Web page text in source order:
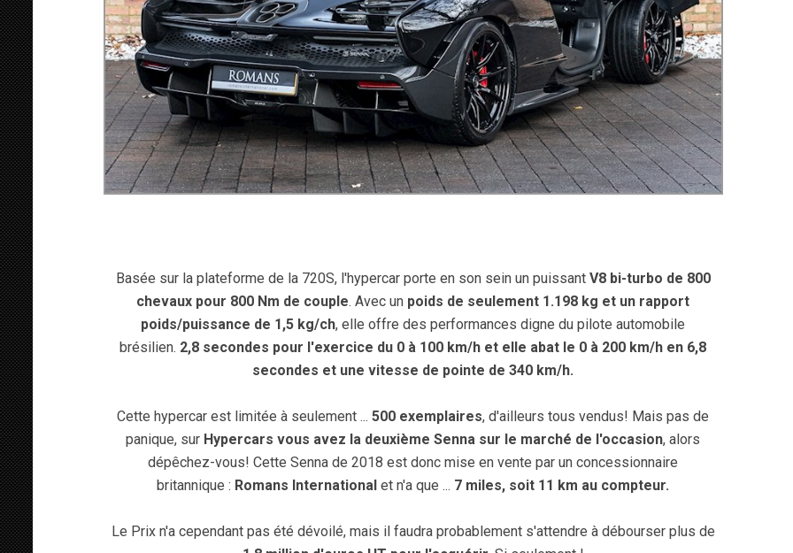
Basée sur la plateforme de la 720S, l'hypercar porte en son sein un puissant V8 bi-turbo de 800
chevaux pour 800 Nm de couple. Avec un poids de seulement 1.198 kg et un rapport
poids/puissance de 1,5 kg/ch, elle offre des performances digne du pilote automobile
brésilien. 2,8 secondes pour l'exercice du 0 à 100 km/h et elle abat le 0 à 200 km/h en 6,8
secondes et une vitesse de pointe de 340 km/h.
Cette hypercar est limitée à seulement ... 500 exemplaires, d'ailleurs tous vendus! Mais pas de
panique, sur Hypercars vous avez la deuxième Senna sur le marché de l'occasion, alors
dépêchez-vous! Cette Senna de 2018 est donc mise en vente par un concessionnaire
britannique : Romans International et n'a que ... 7 miles, soit 11 km au compteur.
Le Prix n'a cependant pas été dévoilé, mais il faudra probablement s'attendre à débourser plus de